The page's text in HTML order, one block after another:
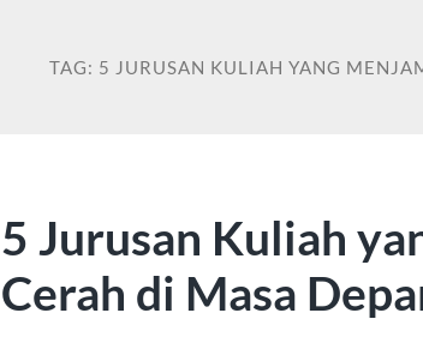
TAG: 5 JURUSAN KULIAH YANG
5 Jurusan Kuliah
Cerah di Masa